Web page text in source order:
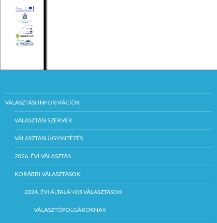
VÁLASZTÁSI INFORMÁCIÓK
VÁLASZTÁSI SZERVEK
VÁLASZTÁSI ÜGYINTÉZÉS
2026. ÉVI VÁLASZTÁS
KORÁBBI VÁLASZTÁSOK
2024. ÉVI ÁLTALÁNOS VÁLASZTÁSOK
VÁLASZTÓPOLGÁROKNAK